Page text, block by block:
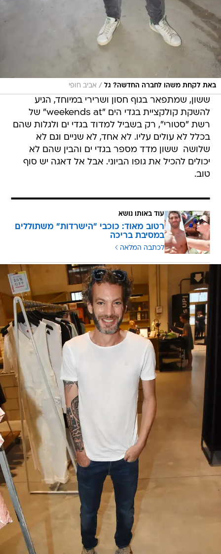
באת לקחת משהו לחברה החדשה? גל / אביב חופי
ששון, שמתפאר בגוף חסון ושרירי במיוחד, הגיע
להשקת קולקציית בגדי הים "weekends at" של
רשת "סטורי", רק בשביל למדוד בגדי ים ולגלות שהם
בכלל לא עולים עליו. לא אחד, לא שניים וגם לא
שלושה  ששון מדד מספר בגדי ים והבין שהם לא
יכולים להכיל את גופו הביוני. אבל אל דאגה יש סוף
טוב.
עוד באותו נושא
רטוב מאוד: כוכבי "הישרדות" משתוללים
במסיבת בריכה
לכתבה המלאה